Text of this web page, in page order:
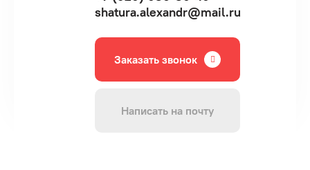
shatura.alexandr@mail.ru
Заказать звонок
Написать на почту